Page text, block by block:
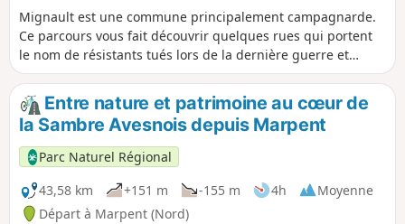
Mignault est une commune principalement campagnarde.
Ce parcours vous fait découvrir quelques rues qui portent
le nom de résistants tués lors de la dernière guerre et
surtout le magnifique panorama de la campagne
environnante. Vous traverserez également les villages de
Marche-les-Écaussines, de Familleureux et de Besonrieux.
Entre nature et patrimoine au cœur de
la Sambre Avesnois depuis Marpent
Parc Naturel Régional
43,58 km
+151 m -155 m 4h
Moyenne
Départ à Marpent (Nord)